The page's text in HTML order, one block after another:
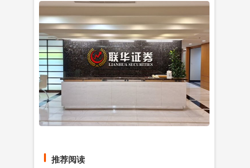
推荐阅读